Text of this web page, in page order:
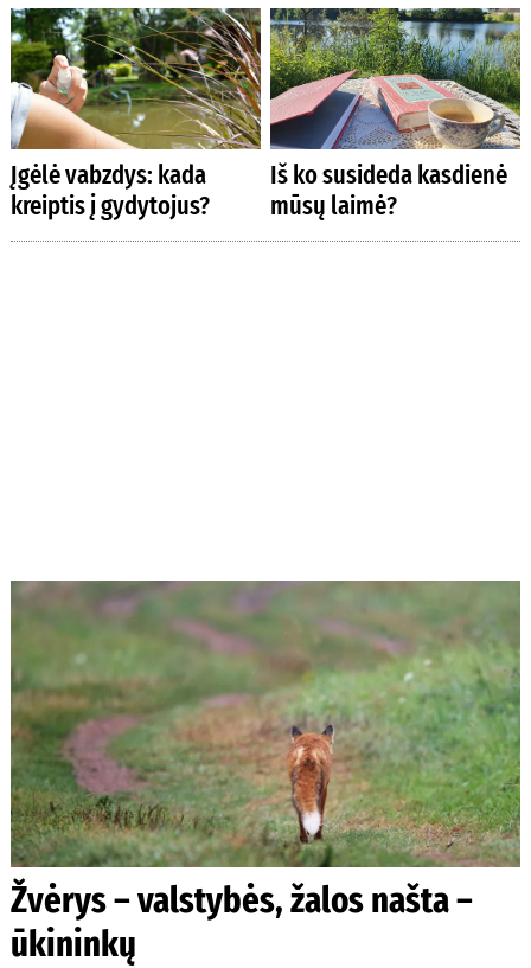
Įgėlė vabzdys: kada
kreiptis į gydytojus?
Iš ko susideda kasdienė
mūsų laimė?
Žvėrys – valstybės, žalos našta –
ūkininkų